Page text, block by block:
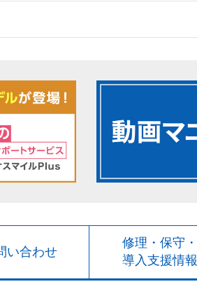
い合わせ
修理・保守・
導入支援情報